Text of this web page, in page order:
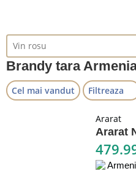
Brandy tara
Cel mai vandut Filtreaza
Ararat
Ararat